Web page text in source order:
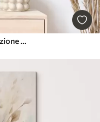
Vegetazione ed erbe secche, imitazione di un dipinto